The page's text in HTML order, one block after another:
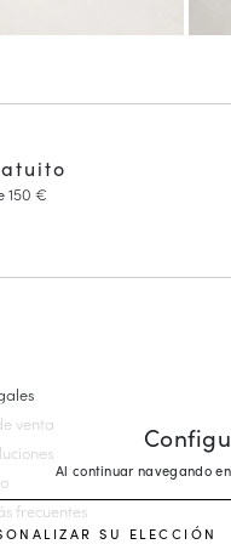
Al continuar navegando
SU ELECCIÓN
150 €
y Mary Janes
Mujer
cuña
venta
frecuentes